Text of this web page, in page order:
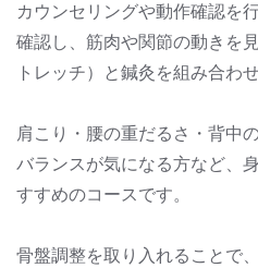
カウンセリングや動作確認を
確認し、筋肉や関節の動きを
トレッチ）と鍼灸を組み合わ
肩こり・腰の重だるさ・背中
バランスが気になる方など、
すすめのコースです。
骨盤調整を取り入れることで